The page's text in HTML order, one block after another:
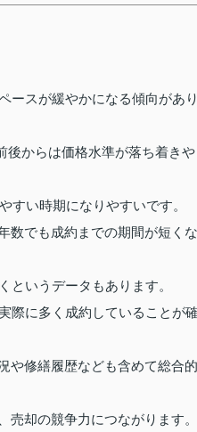
ースが緩やかになる傾向があ
後からは価格水準が落ち着きや
すい時期になりやすいです。
数でも成約までの期間が短くな
いうデータもあります。
際に多く成約していることが
や修繕履歴なども含めて総合的
売却の競争力につながります。